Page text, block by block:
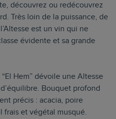
découvrez ou redécouvrez
Très loin de la puissance, de
est un vin qui ne
évidente et sa grande
Hem” dévoile une Altesse
Bouquet profond
précis : acacia, poire
frais et végétal musqué.